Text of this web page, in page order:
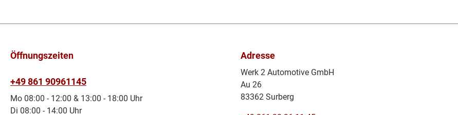
Öffnungszeiten
+49 861 90961145
Mo 08:00 - 12:00 & 13:00 - 18:00 Uhr
Di 08:00 - 14:00 Uhr
Adresse
Werk 2 Automotive GmbH
Au 26
83362 Surberg